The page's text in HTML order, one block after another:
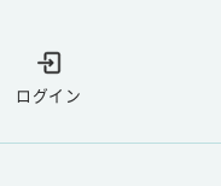
ログイン